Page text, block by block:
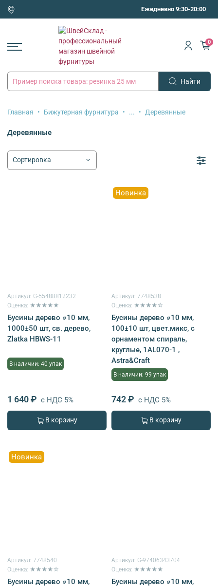
Ежедневно 9:30-20:00
Найти
0
Главная Бижутерная фурнитура ... Деревянные
Деревянные
Артикул: G-55488812232
Оценка: ★★★★★
Бусины дерево ⌀10 мм,
1000±50 шт, св. дерево,
Zlatka HBWS-11
В наличии: 40 упак
1 640 ₽ с НДС 5%
В корзину
Новинка
Артикул: 7748538
Оценка: ★★★★☆
Бусины дерево ⌀10 мм,
100±10 шт, цвет.микс, с
орнаментом спираль,
круглые, 1AL070-1 ,
Astra&Craft
В наличии: 99 упак
742 ₽ с НДС 5%
В корзину
Новинка
Артикул: 7748540
Оценка: ★★★★☆
Бусины дерево ⌀10 мм,
Артикул: G-97406343704
Оценка: ★★★★★
Бусины дерево ⌀10 мм,